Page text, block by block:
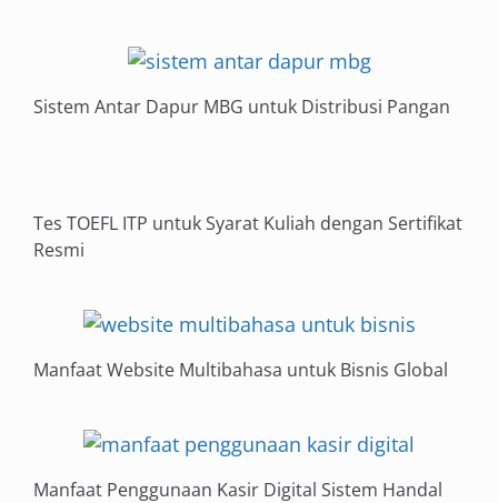
Sistem Antar Dapur MBG untuk Distribusi Pangan
Tes TOEFL ITP untuk Syarat Kuliah dengan Sertifikat
Resmi
Manfaat Website Multibahasa untuk Bisnis Global
Manfaat Penggunaan Kasir Digital Sistem Handal